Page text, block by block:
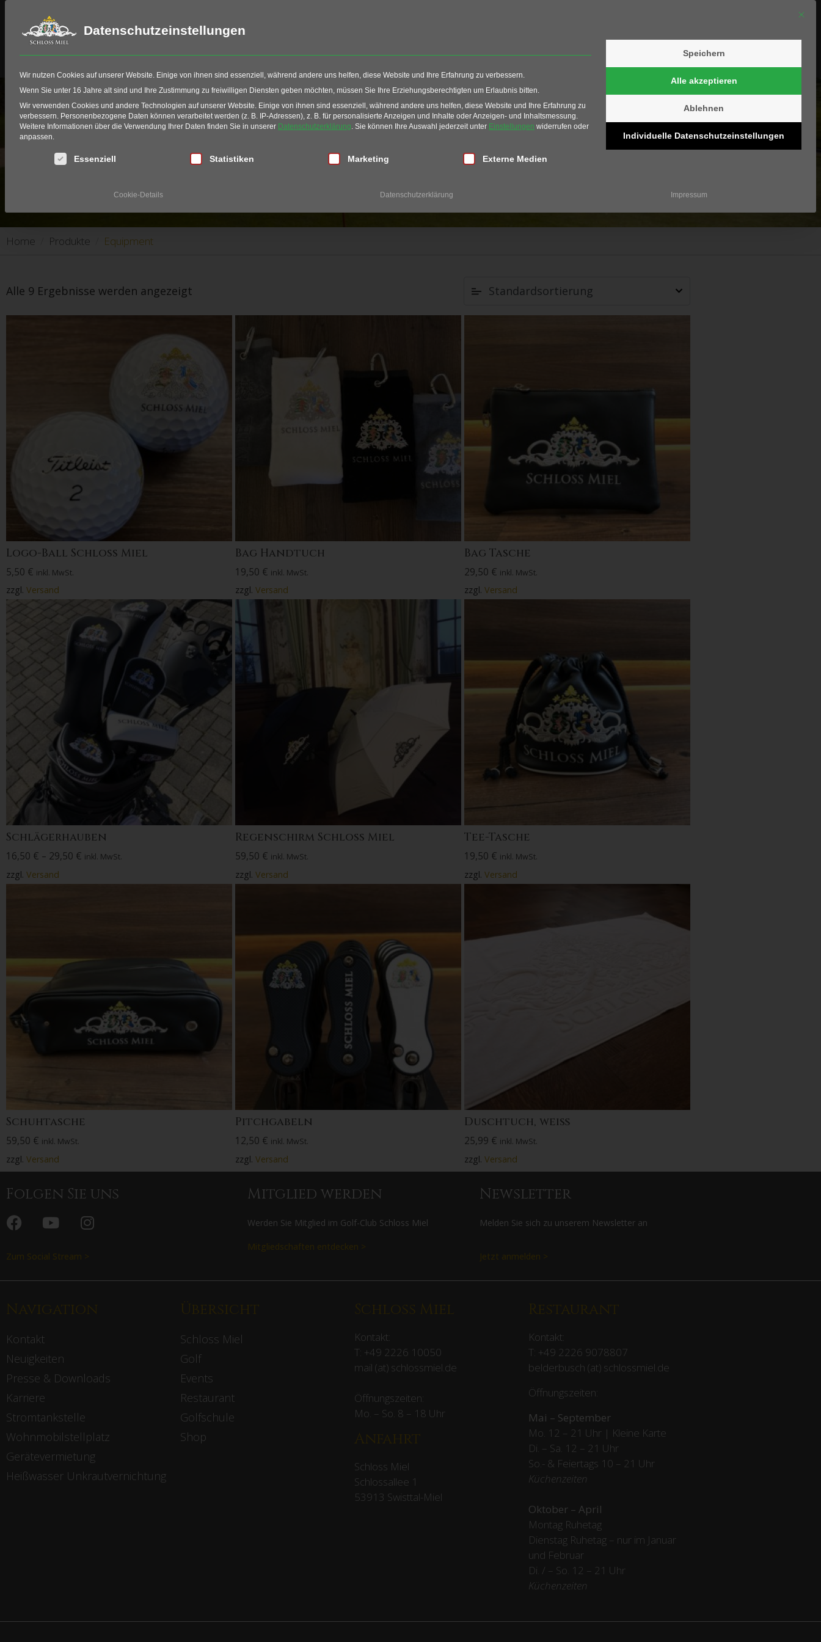
HIO Fitting Schloss Miel Golf Events Restaurant Golfschule Kontakt
Equipment
Home Produkte Equipment
Alle 9 Ergebnisse werden angezeigt
Logo-Ball Schloss Miel
5,50 € inkl. MwSt.
zzgl. Versand
Bag Handtuch
19,50 € inkl. MwSt.
zzgl. Versand
Bag Tasche
29,50 € inkl. MwSt.
zzgl. Versand
Schlägerhauben
16,50 € – 29,50 € inkl. MwSt.
zzgl. Versand
Regenschirm Schloss Miel
59,50 € inkl. MwSt.
zzgl. Versand
Tee-Tasche
19,50 € inkl. MwSt.
zzgl. Versand
Schuhtasche
59,50 € inkl. MwSt.
zzgl. Versand
Pitchgabeln
12,50 € inkl. MwSt.
zzgl. Versand
Duschtuch, weiß
25,99 € inkl. MwSt.
zzgl. Versand
Folgen Sie uns
Zum Social Stream >
Mitglied werden
Werden Sie Mitglied im Golf-Club Schloss Miel
Mitgliedschaften entdecken >
Newsletter
Melden Sie sich zu unserem Newsletter an
Jetzt anmelden >
Navigation
Kontakt
Neuigkeiten
Presse & Downloads
Karriere
Stromtankstelle
Wohnmobilstellplatz
Gerätevermietung
Heißwasser Unkrautvernichtung
Übersicht
Schloss Miel
Golf
Events
Restaurant
Golfschule
Shop
Schloss Miel
Kontakt:
T: +49 2226 10050
mail (at) schlossmiel.de
Öffnungszeiten:
Mo. – So. 8 – 18 Uhr
Anfahrt
Schloss Miel
Schlossallee 1
53913 Swisttal-Miel
Restaurant
Kontakt:
T: +49 2226 9078807
belderbusch (at) schlossmiel.de
Öffnungszeiten:
Mai – September
Mo. 12 – 21 Uhr | Kleine Karte
Di. – Sa. 12 – 21 Uhr
So.- & Feiertags 10 – 21 Uhr
Küchenzeiten
Oktober – April
Montag Ruhetag
Dienstag Ruhetag – nur im Januar
und Februar
Di. / – So. 12 – 21 Uhr
Küchenzeiten
Mit
Datenschutzeinstellungen
Wir nutzen Cookies auf unserer Website. Einige von ihnen sind essenziell, während andere uns helfen, diese Website und Ihre Erfahrung zu verbessern.
Wenn Sie unter 16 Jahre alt sind und Ihre Zustimmung zu freiwilligen Diensten geben möchten, müssen Sie Ihre Erziehungsberechtigten um Erlaubnis bitten.
Wir verwenden Cookies und andere Technologien auf unserer Website. Einige von ihnen sind essenziell, während andere uns helfen, diese Website und Ihre Erfahrung zu
verbessern. Personenbezogene Daten können verarbeitet werden (z. B. IP-Adressen), z. B. für personalisierte Anzeigen und Inhalte oder Anzeigen- und Inhaltsmessung.
Weitere Informationen über die Verwendung Ihrer Daten finden Sie in unserer Datenschutzerklärung. Sie können Ihre Auswahl jederzeit unter Einstellungen widerrufen oder
anpassen.
Es folgt eine Liste der Service-Gruppen, für die eine Einwilligung erteilt werden kann. Die erste Service-Gruppe ist essenziell und kann nicht abgewählt werden.
Essenziell Statistiken Marketing Externe Medien
Speichern
Alle akzeptieren
Ablehnen
Individuelle Datenschutzeinstellungen
Cookie-Details Datenschutzerklärung Impressum